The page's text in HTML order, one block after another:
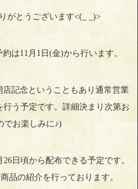
がとうございます<(_ _)>
は11月1日(金)から行います。
記念ということもあり通常営業
行う予定です。詳細決まり次第お
でお楽しみに♪)
日頃から配布できる予定です。
品の紹介を行っております。